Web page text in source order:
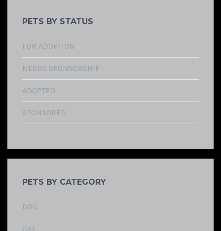
PETS BY STATUS
FOR ADOPTION
NEEDS SPONSORSHIP
ADOPTED
SPONSORED
PETS BY CATEGORY
DOG
CAT